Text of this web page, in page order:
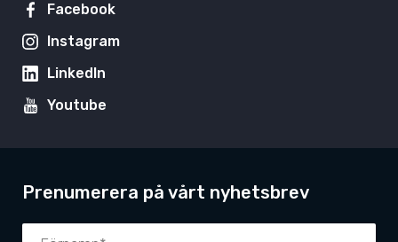
Facebook
Instagram
LinkedIn
Youtube
Prenumerera på vårt nyhetsbrev